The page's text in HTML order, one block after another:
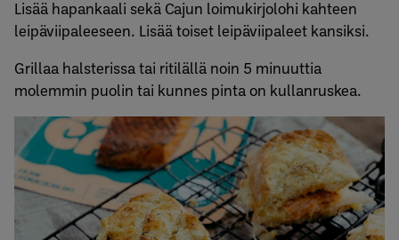
Lisää hapankaali sekä Cajun loimukirjolohi kahteen
leipäviipaleeseen. Lisää toiset leipäviipaleet kansiksi.
Grillaa halsterissa tai ritilällä noin 5 minuuttia
molemmin puolin tai kunnes pinta on kullanruskea.